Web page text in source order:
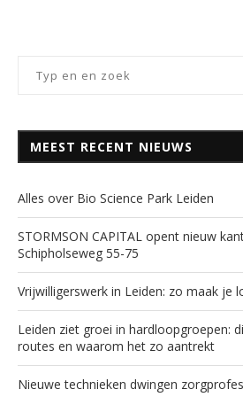
MEEST RECENT NIEUWS
Alles over Bio Science Park Leiden
STORMSON CAPITAL opent nieuw
Schipholseweg 55-75
Vrijwilligerswerk in Leiden: zo maak je
Leiden ziet groei in hardloopgroepen:
routes en waarom het zo aantrekt
Nieuwe technieken dwingen